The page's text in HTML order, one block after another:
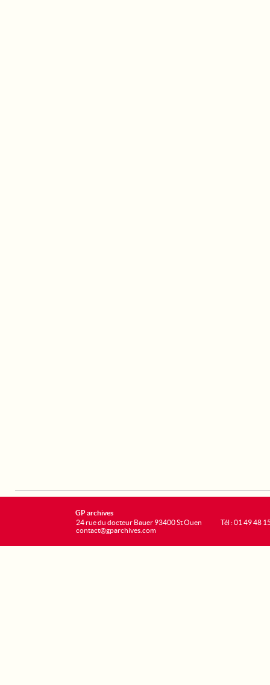
GP archives
24 rue du docteur Bauer 93400 St Ouen
contact@gparchives.com
Tél : 01 49 48